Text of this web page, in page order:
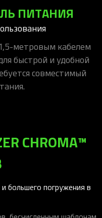
ПИТАНИЯ
метровым кабелем
быстрой и удобной
совместимый
CHROMA™
большего погружения в